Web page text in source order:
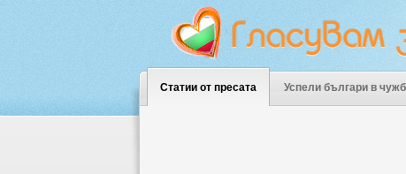
Статии от пресата Успели българи в